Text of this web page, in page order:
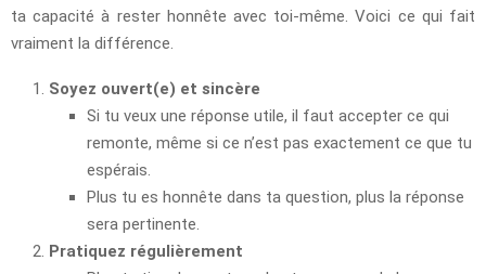
ta capacité à rester honnête avec toi-même. Voici ce qui fait
vraiment la différence.
Soyez ouvert(e) et sincère
Si tu veux une réponse utile, il faut accepter ce qui
remonte, même si ce n’est pas exactement ce que tu
espérais.
Plus tu es honnête dans ta question, plus la réponse
sera pertinente.
Pratiquez régulièrement